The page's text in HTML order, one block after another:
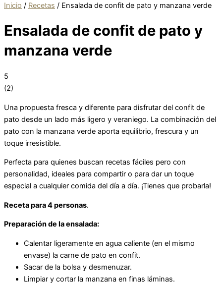
Inicio / Recetas / Ensalada de confit de pato y manzana verde
Ensalada de confit de pato y
manzana verde
5
(2)
Una propuesta fresca y diferente para disfrutar del confit de
pato desde un lado más ligero y veraniego. La combinación del
pato con la manzana verde aporta equilibrio, frescura y un
toque irresistible.
Perfecta para quienes buscan recetas fáciles pero con
personalidad, ideales para compartir o para dar un toque
especial a cualquier comida del día a día. ¡Tienes que probarla!
Receta para 4 personas.
Preparación de la ensalada:
Calentar ligeramente en agua caliente (en el mismo
envase) la carne de pato en confit.
Sacar de la bolsa y desmenuzar.
Limpiar y cortar la manzana en finas láminas.